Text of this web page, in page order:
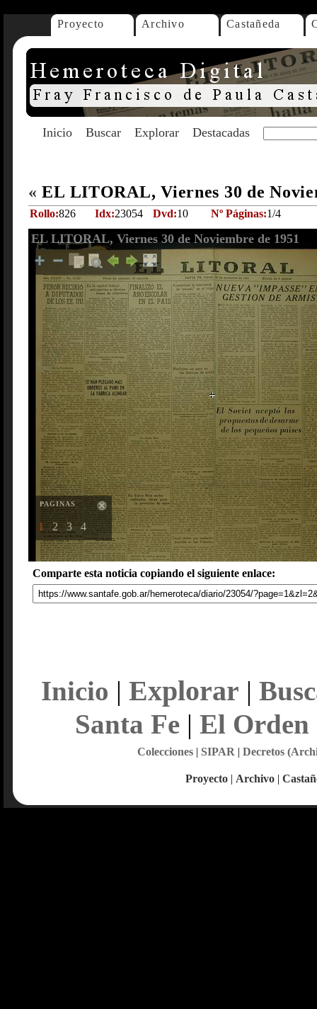
Proyecto Archivo Castañeda
Inicio Buscar Explorar Destacadas
« EL LITORAL, Viernes 30 de
Rollo:826 Idx:23054 Dvd:10 Nº Páginas:1/4
EL LITORAL, Viernes 30 de Noviembre de 1951
PAGINAS
1 2 3 4
Comparte esta noticia copiando el siguiente enlace:
Inicio | Explorar |
Santa Fe| El Orden
Colecciones| SIPAR | Decretos
Proyecto | Archivo |